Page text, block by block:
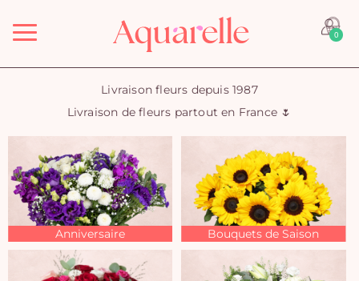
Menu 0
Livraison fleurs depuis 1987
Livraison de fleurs partout en France 🌷
Anniversaire Bouquets de Saison